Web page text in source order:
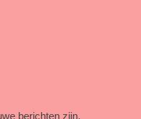
berichten zijn.